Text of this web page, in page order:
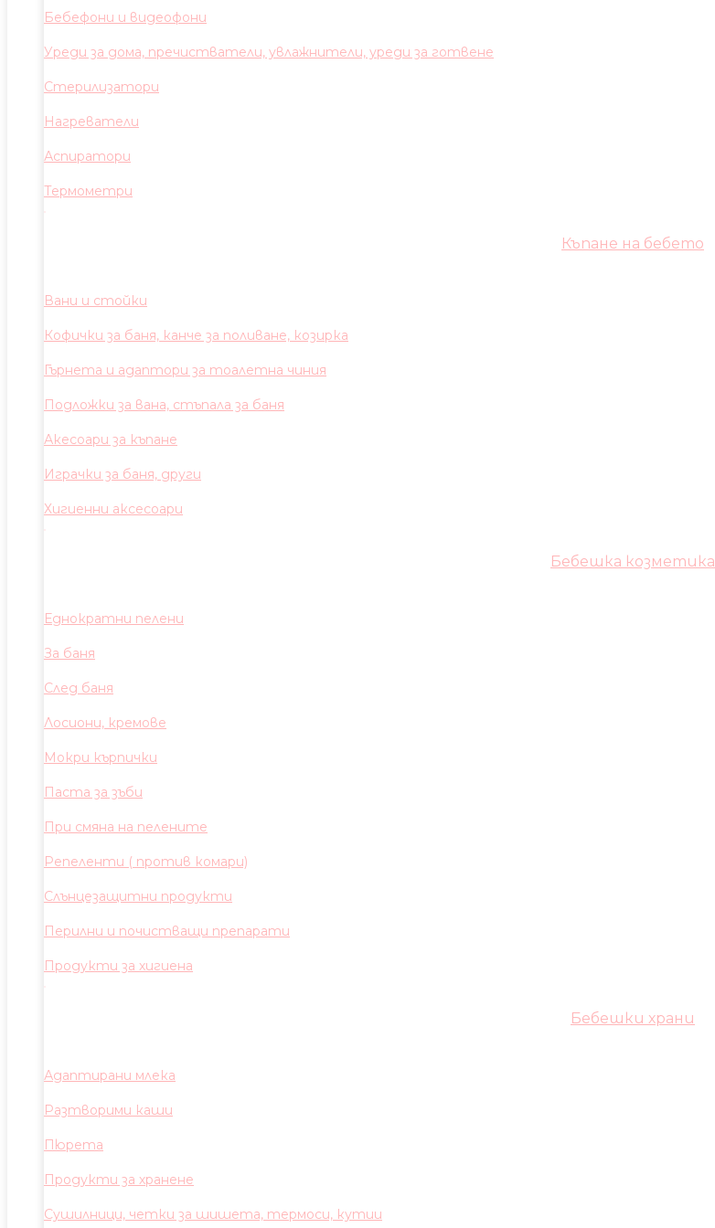
Бебефони и видеофони
Уреди за дома, пречистватели, увлажнители, уреди за готвене
Стерилизатори
Нагреватели
Аспиратори
Термометри
Къпане на бебето
Вани и стойки
Кофички за баня, канче за поливане, козирка
Гърнета и адаптори за тоалетна чиния
Подложки за вана, стъпала за баня
Акесоари за къпане
Играчки за баня, други
Хигиенни аксесоари
Бебешка козметика
Еднократни пелени
За баня
След баня
Лосиони, кремове
Мокри кърпички
Паста за зъби
При смяна на пелените
Репеленти ( против комари)
Слънцезащитни продукти
Перилни и почистващи препарати
Продукти за хигиена
Бебешки храни
Адаптирани млека
Разтворими каши
Пюрета
Продукти за хранене
Сушилници, четки за шишета, термоси, кутии